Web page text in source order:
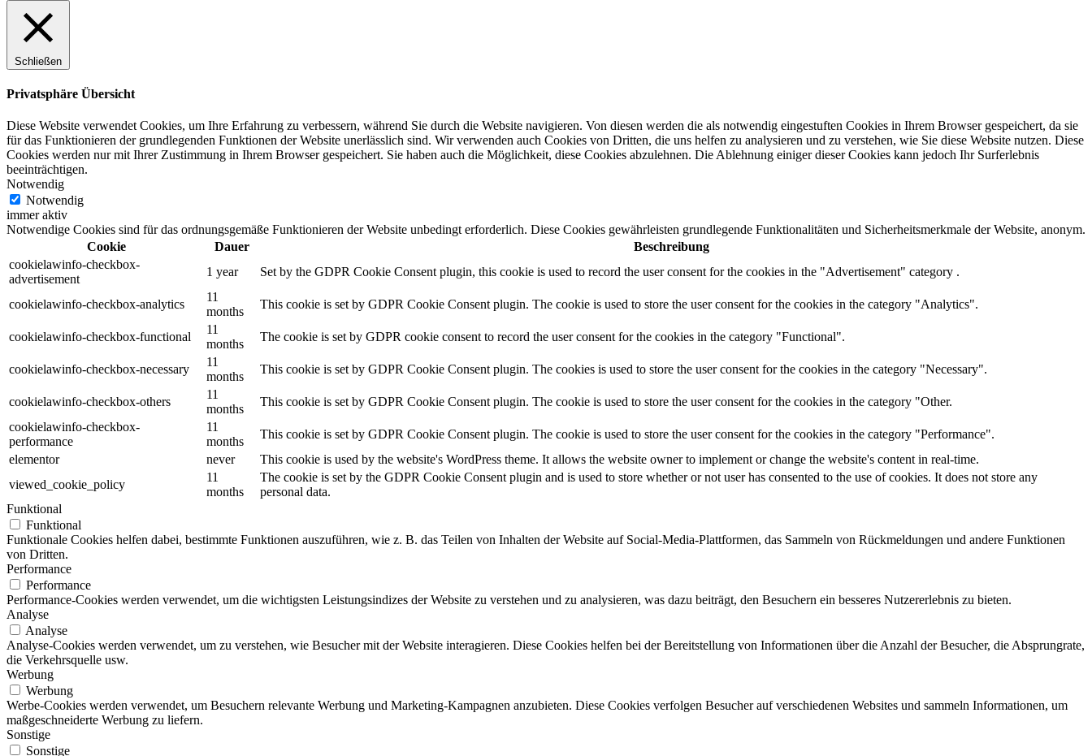
Schließen
Privatsphäre Übersicht
Diese Website verwendet Cookies, um Ihre Erfahrung zu verbessern, während Sie durch die Website navigieren. Von diesen werden die als notwendig eingestuften Cookies in Ihrem Browser gespeichert, da sie
für das Funktionieren der grundlegenden Funktionen der Website unerlässlich sind. Wir verwenden auch Cookies von Dritten, die uns helfen zu analysieren und zu verstehen, wie Sie diese Website nutzen. Diese
Cookies werden nur mit Ihrer Zustimmung in Ihrem Browser gespeichert. Sie haben auch die Möglichkeit, diese Cookies abzulehnen. Die Ablehnung einiger dieser Cookies kann jedoch Ihr Surferlebnis
beeinträchtigen.
Notwendig
Notwendig
immer aktiv
Notwendige Cookies sind für das ordnungsgemäße Funktionieren der Website unbedingt erforderlich. Diese Cookies gewährleisten grundlegende Funktionalitäten und Sicherheitsmerkmale der Website, anonym.
Cookie
Dauer
Beschreibung
cookielawinfo-checkbox-
advertisement
1 year Set by the GDPR Cookie Consent plugin, this cookie is used to record the user consent for the cookies in the "Advertisement" category .
cookielawinfo-checkbox-analytics
11
months
This cookie is set by GDPR Cookie Consent plugin. The cookie is used to store the user consent for the cookies in the category "Analytics".
cookielawinfo-checkbox-functional
11
months
The cookie is set by GDPR cookie consent to record the user consent for the cookies in the category "Functional".
cookielawinfo-checkbox-necessary
11
months
This cookie is set by GDPR Cookie Consent plugin. The cookies is used to store the user consent for the cookies in the category "Necessary".
cookielawinfo-checkbox-others
11
months
This cookie is set by GDPR Cookie Consent plugin. The cookie is used to store the user consent for the cookies in the category "Other.
cookielawinfo-checkbox-
performance
11
months
This cookie is set by GDPR Cookie Consent plugin. The cookie is used to store the user consent for the cookies in the category "Performance".
elementor
never
This cookie is used by the website's WordPress theme. It allows the website owner to implement or change the website's content in real-time.
viewed_cookie_policy
11
months
The cookie is set by the GDPR Cookie Consent plugin and is used to store whether or not user has consented to the use of cookies. It does not store any
personal data.
Funktional
Funktional
Funktionale Cookies helfen dabei, bestimmte Funktionen auszuführen, wie z. B. das Teilen von Inhalten der Website auf Social-Media-Plattformen, das Sammeln von Rückmeldungen und andere Funktionen
von Dritten.
Performance
Performance
Performance-Cookies werden verwendet, um die wichtigsten Leistungsindizes der Website zu verstehen und zu analysieren, was dazu beiträgt, den Besuchern ein besseres Nutzererlebnis zu bieten.
Analyse
Analyse
Analyse-Cookies werden verwendet, um zu verstehen, wie Besucher mit der Website interagieren. Diese Cookies helfen bei der Bereitstellung von Informationen über die Anzahl der Besucher, die Absprungrate,
die Verkehrsquelle usw.
Werbung
Werbung
Werbe-Cookies werden verwendet, um Besuchern relevante Werbung und Marketing-Kampagnen anzubieten. Diese Cookies verfolgen Besucher auf verschiedenen Websites und sammeln Informationen, um
maßgeschneiderte Werbung zu liefern.
Sonstige
Sonstige